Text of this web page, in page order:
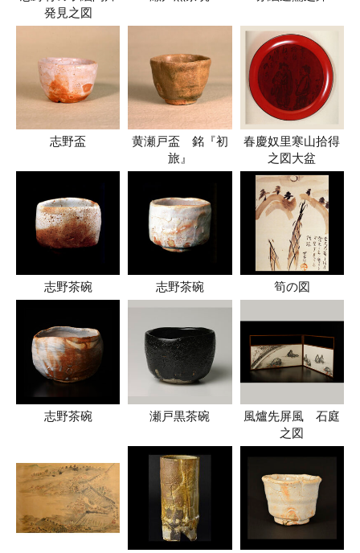
発見之図
志野盃
黄瀬戸盃 銘『初
旅』
春慶奴里寒山拾得
之図大盆
志野茶碗 志野茶碗 筍の図
志野茶碗 瀬戸黒茶碗
風爐先屏風 石庭
之図